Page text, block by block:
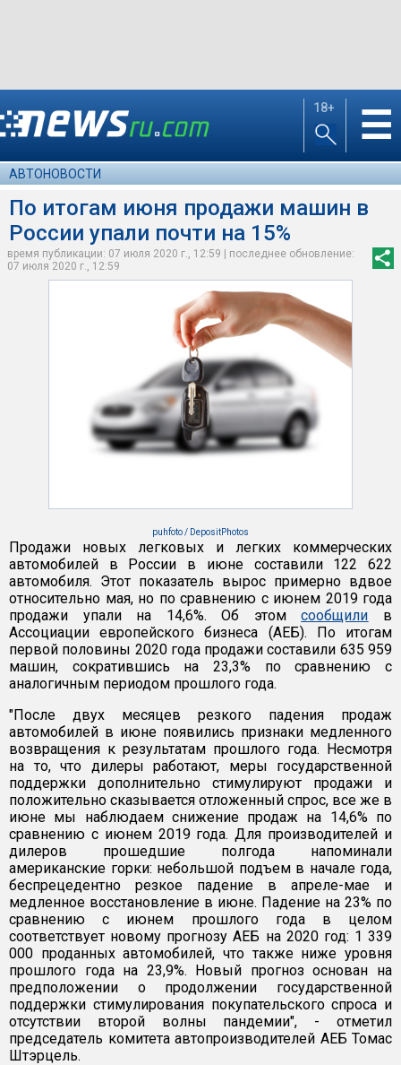
18+ ☰
АВТОНОВОСТИ
По итогам июня продажи машин в
России упали почти на 15%
время публикации: 07 июля 2020 г., 12:59 | последнее обновление:
07 июля 2020 г., 12:59
puhfoto / DepositPhotos
Продажи новых легковых и легких коммерческих
автомобилей в России в июне составили 122 622
автомобиля. Этот показатель вырос примерно вдвое
относительно мая, но по сравнению с июнем 2019 года
продажи упали на 14,6%. Об этомсообщили в
Ассоциации европейского бизнеса (АЕБ). По итогам
первой половины 2020 года продажи составили 635 959
машин, сократившись на 23,3% по сравнению с
аналогичным периодом прошлого года.
"После двух месяцев резкого падения продаж
автомобилей в июне появились признаки медленного
возвращения к результатам прошлого года. Несмотря
на то, что дилеры работают, меры государственной
поддержки дополнительно стимулируют продажи и
положительно сказывается отложенный спрос, все же в
июне мы наблюдаем снижение продаж на 14,6% по
сравнению с июнем 2019 года. Для производителей и
дилеров прошедшие полгода напоминали
американские горки: небольшой подъем в начале года,
беспрецедентно резкое падение в апреле-мае и
медленное восстановление в июне. Падение на 23% по
сравнению с июнем прошлого года в целом
соответствует новому прогнозу АЕБ на 2020 год: 1 339
000 проданных автомобилей, что также ниже уровня
прошлого года на 23,9%. Новый прогноз основан на
предположении о продолжении государственной
поддержки стимулирования покупательского спроса и
отсутствии второй волны пандемии", - отметил
председатель комитета автопроизводителей АЕБ Томас
Штэрцель.